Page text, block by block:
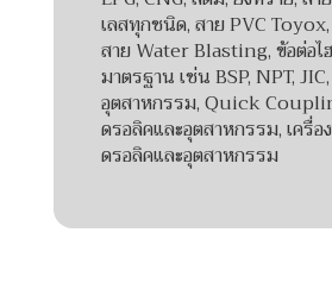
เลสทุกชนิด, สาย PVC
สาย Water Blasting, ข้อต่อไ
มาตรฐาน เช่น BSP, NPT,
อุตสาหกรรม, Quick
ดรอลิคและอุตสาหกรรม, เครื่อ
ดรอลิคและอุตสาหกรรม